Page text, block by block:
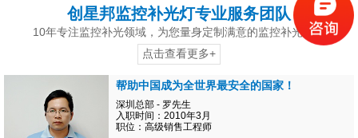
创星邦监控补光灯专业服务团队
10年专注监控补光领域，为您量身定制满意的监控补光方案
点击查看更多+
帮助中国成为全世界最安全的国家！
深圳总部 - 罗先生
入职时间：2010年3月
职位：高级销售工程师